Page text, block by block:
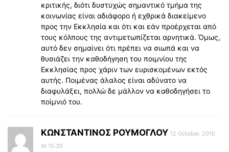
κριτικής, διότι δυστυχώς σημαντικό τμήμα της
κοινωνίας είναι αδιάφορο ή εχθρικά διακείμενο
προς την Εκκλησία και ότι και εάν προέρχεται από
τους κόλπους της αντιμετωπίζεται αρνητικά. Όμως,
αυτό δεν σημαίνει ότι πρέπει να σιωπά και να
θυσιάζει την καθοδήγηση του ποιμνίου της
Εκκλησίας προς χάριν των ευρισκομένων εκτός
αυτής. Ποιμένας άλαλος είναι αδύνατο να
διαφυλάξει, πολλώ δε μάλλον να καθοδηγήσει το
ποίμνιό του.
KΩΝΣΤΑΝΤΙΝΟΣ ΡΟΥΜΟΓΛΟΥ 12 October, 2010
At 15:35